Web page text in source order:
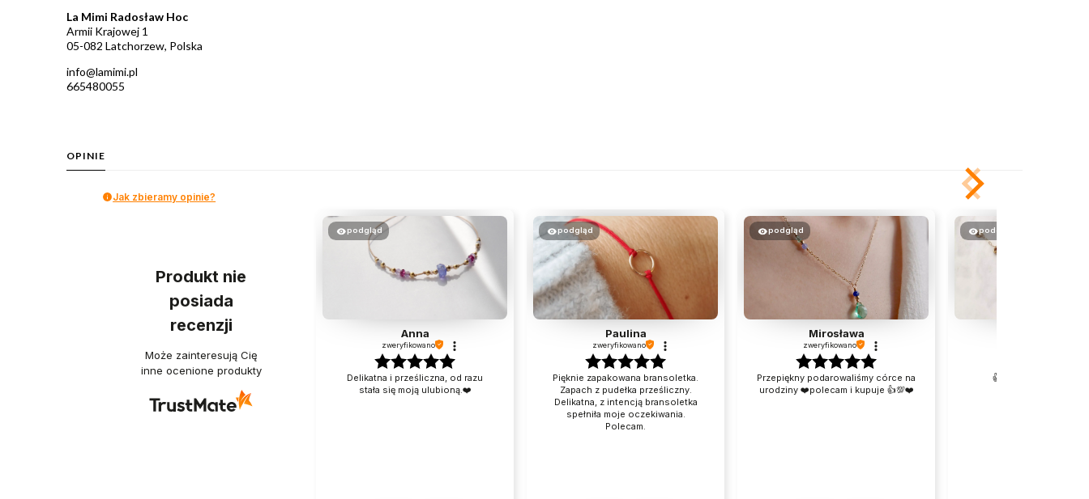
La Mimi Radosław Hoc
Armii Krajowej 1
05-082 Latchorzew, Polska
info@lamimi.pl
665480055
OPINIE
Jak zbieramy opinie?
Produkt nie
posiada
recenzji
Może zainteresują Cię
inne ocenione produkty
podgląd
Anna
zweryfikowano
Delikatna i prześliczna, od razu
stała się moją ulubioną.❤️
podgląd
Paulina
zweryfikowano
Pięknie zapakowana bransoletka.
Zapach z pudełka prześliczny.
Delikatna, z intencją bransoletka
spełniła moje oczekiwania.
Polecam.
podgląd
Mirosława
zweryfikowano
Przepiękny podarowaliśmy córce na
urodziny ❤️polecam i kupuje 👍💯❤️
podgląd
👍️super.piękny